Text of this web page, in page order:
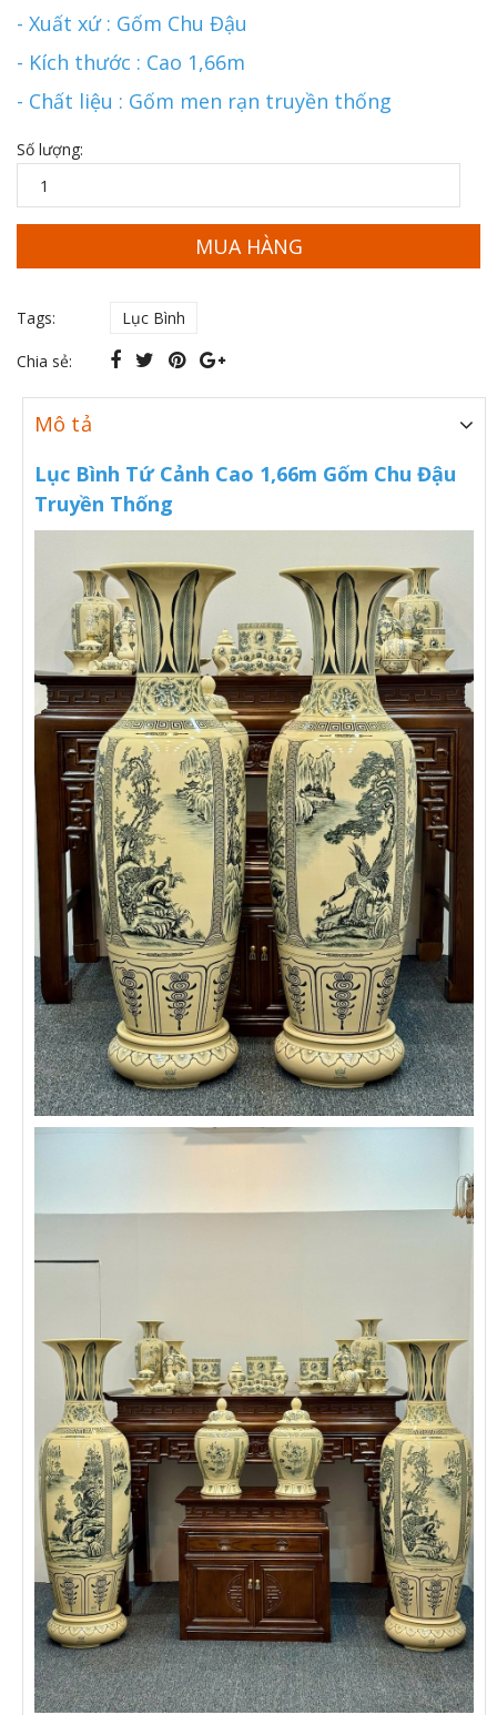
- Xuất xứ : Gốm Chu Đậu
- Kích thước : Cao 1,66m
- Chất liệu : Gốm men rạn truyền thống
Số lượng:
MUA HÀNG
Tags: Lục Bình
Chia sẻ:
Mô tả
Lục Bình Tứ Cảnh Cao 1,66m Gốm Chu Đậu
Truyền Thống